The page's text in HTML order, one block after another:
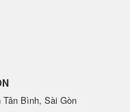
Bình, Sài Gòn